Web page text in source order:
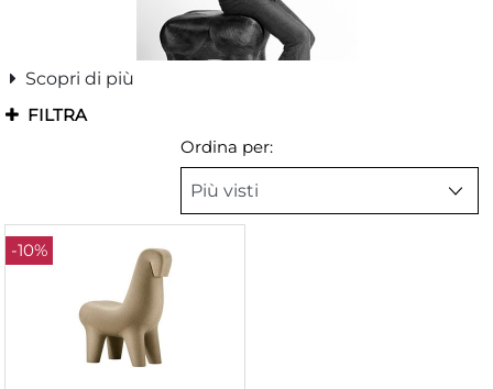
Scopri di più
FILTRA
Ordina per:
-10%